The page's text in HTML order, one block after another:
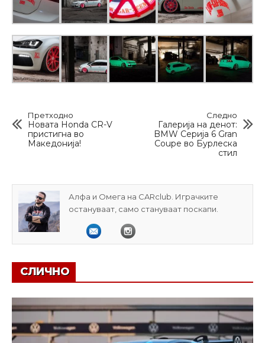
Претходно
Новата Honda CR-V
пристигна во
Македонија!
Следно
Галерија на денот:
BMW Серија 6 Gran
Coupe во Бурлеска
стил
Алфа и Омега на CARclub. Играчките
остануваат, само стануваат поскапи.
СЛИЧНО